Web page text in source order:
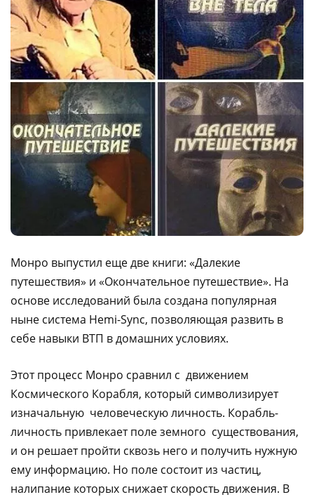
Монро выпустил еще две книги: «Далекие
путешествия» и «Окончательное путешествие». На
основе исследований была создана популярная
ныне система Hemi-Sync, позволяющая развить в
себе навыки ВТП в домашних условиях.
Этот процесс Монро сравнил с движением
Космического Корабля, который символизирует
изначальную человеческую личность. Корабль-
личность привлекает поле земного существования,
и он решает пройти сквозь него и получить нужную
ему информацию. Но поле состоит из частиц,
налипание которых снижает скорость движения. В